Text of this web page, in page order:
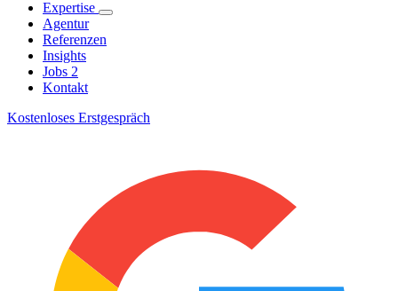
Expertise
Agentur
Referenzen
Insights
Jobs 2
Kontakt
Kostenloses Erstgespräch